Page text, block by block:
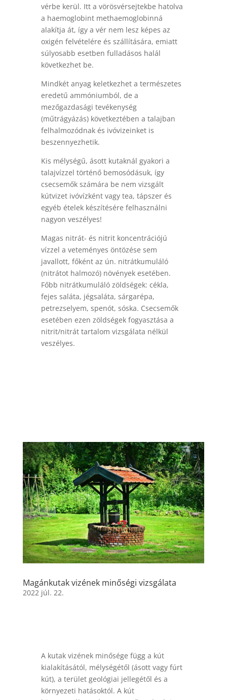
vérbe kerül. Itt a vörösvérsejtekbe hatolva
a haemoglobint methaemoglobinná
alakítja át, így a vér nem lesz képes az
oxigén felvételére és szállítására, emiatt
súlyosabb esetben fulladásos halál
következhet be.
Mindkét anyag keletkezhet a természetes
eredetű ammóniumból, de a
mezőgazdasági tevékenység
(műtrágyázás) következtében a talajban
felhalmozódnak és ivóvizeinket is
beszennyezhetik.
Kis mélységű, ásott kutaknál gyakori a
talajvízzel történő bemosódásuk, így
csecsemők számára be nem vizsgált
kútvizet ivóvízként vagy tea, tápszer és
egyéb ételek készítésére felhasználni
nagyon veszélyes!
Magas nitrát- és nitrit koncentrációjú
vízzel a veteményes öntözése sem
javallott, főként az ún. nitrátkumuláló
(nitrátot halmozó) növények esetében.
Főbb nitrátkumuláló zöldségek: cékla,
fejes saláta, jégsaláta, sárgarépa,
petrezselyem, spenót, sóska. Csecsemők
esetében ezen zöldségek fogyasztása a
nitrit/nitrát tartalom vizsgálata nélkül
veszélyes.
Magánkutak vizének minőségi vizsgálata
2022 júl. 22.
A kutak vizének minősége függ a kút
kialakításától, mélységétől (ásott vagy fúrt
kút), a terület geológiai jellegétől és a
környezeti hatásoktól. A kút